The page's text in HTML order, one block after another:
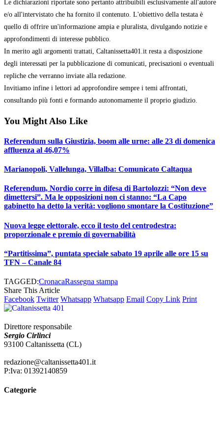
Le dichiarazioni riportate sono pertanto attribuibili esclusivamente all'autore
e/o all'intervistato che ha fornito il contenuto. L'obiettivo della testata è
quello di offrire un'informazione ampia e pluralista, divulgando notizie e
approfondimenti di interesse pubblico.
In merito agli argomenti trattati, Caltanissetta401.it resta a disposizione
degli interessati per la pubblicazione di comunicati, precisazioni o eventuali
repliche che verranno inviate alla redazione.
Invitiamo infine i lettori ad approfondire sempre i temi affrontati,
consultando più fonti e formando autonomamente il proprio giudizio.
You Might Also Like
Referendum sulla Giustizia, boom alle urne: alle 23 di domenica
affluenza al 46,07%
Marianopoli, Vallelunga, Villalba: Comunicato Caltaqua
Referendum, Nordio corre in difesa di Bartolozzi: “Non deve
dimettersi”. Ma le opposizioni non ci stanno: “La Capo
gabinetto ha detto la verità: vogliono smontare la Costituzione”
Nuova legge elettorale, ecco il testo del centrodestra:
proporzionale e premio di governabilità
“Partitissima”, puntata speciale sabato 19 aprile alle ore 15 su
TFN – Canale 84
TAGGED:CronacaRassegna stampa
Share This Article
Facebook Twitter Whatsapp Whatsapp Email Copy Link Print
Direttore responsabile
Sergio Cirlinci
93100 Caltanissetta (CL)
redazione@caltanissetta401.it
P:Iva: 01392140859
Categorie